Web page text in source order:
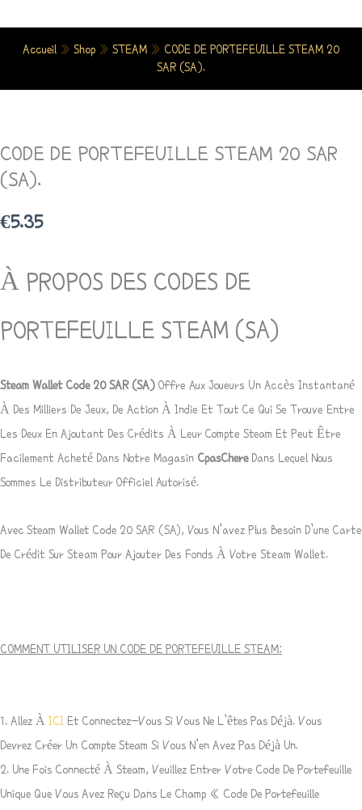
Accueil » Shop » STEAM » CODE DE PORTEFEUILLE STEAM 20
SAR (SA).
CODE DE PORTEFEUILLE STEAM 20 SAR
(SA).
€5.35
À PROPOS DES CODES DE
PORTEFEUILLE STEAM (SA)
Steam Wallet Code 20SAR(SA) Offre Aux Joueurs Un Accès Instantané
À Des Milliers De Jeux, De Action À Indie Et Tout Ce Qui Se Trouve Entre
Les Deux En Ajoutant Des Crédits À Leur Compte Steam Et Peut Être
Facilement Acheté Dans Notre Magasin CpasChereDans Lequel Nous
Sommes Le Distributeur Officiel Autorisé.
Avec Steam Wallet Code 20 SAR (SA), Vous N’avez Plus Besoin D’une Carte
De Crédit Sur Steam Pour Ajouter Des Fonds À Votre Steam Wallet.
COMMENT UTILISER UN CODE DE PORTEFEUILLE STEAM:
1. Allez À ICI Et Connectez-Vous Si Vous Ne L’êtes Pas Déjà. Vous
Devrez Créer Un Compte Steam Si Vous N’en Avez Pas Déjà Un.
2. Une Fois Connecté À Steam, Veuillez Entrer Votre Code De Portefeuille
Unique Que Vous Avez Reçu Dans Le Champ « Code De Portefeuille
CODE
DE
STEAM
SAR